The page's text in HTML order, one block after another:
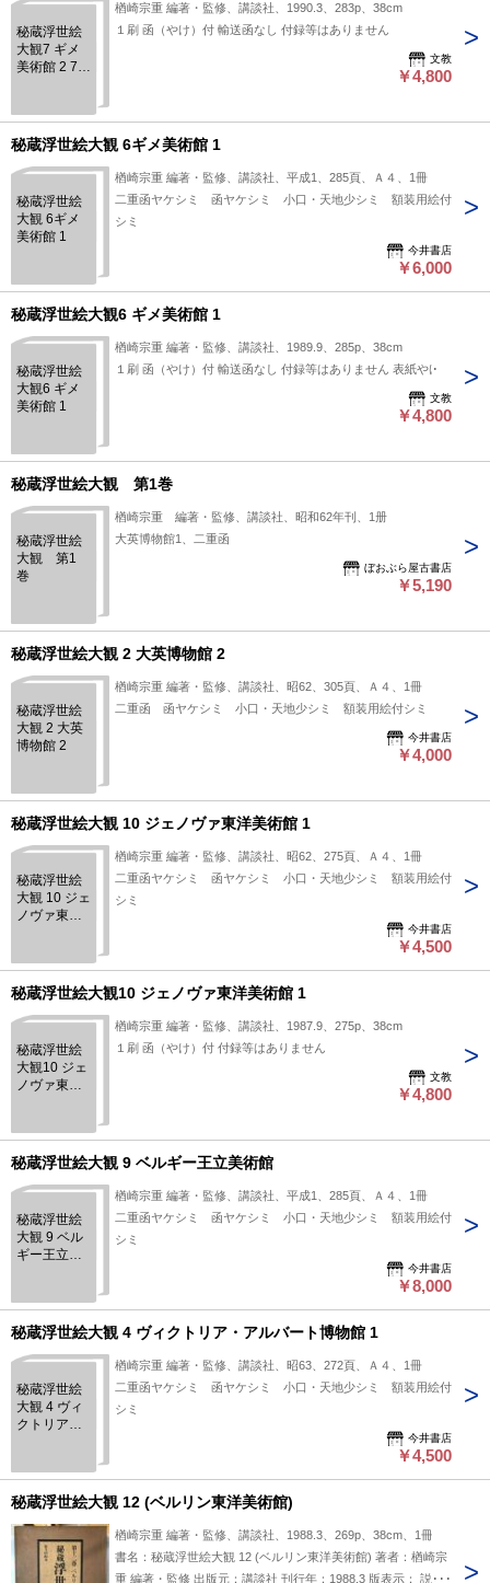
一冊として役立つかもしれません。 状態：函
秘蔵浮世絵
大観7 ギメ
美術館 2 7
楢崎宗重 編著・監修、講談社、1990.3、283p、38cm
１刷 函（やけ）付 輸送函なし 付録等はありません
文教
￥4,800
秘蔵浮世絵大観 6ギメ美術館 1
秘蔵浮世絵
大観 6ギメ
美術館 1
楢崎宗重 編著・監修、講談社、平成1、285頁、Ａ４、1冊
二重函ヤケシミ 函ヤケシミ 小口・天地少シミ 額装用絵付
シミ
今井書店
￥6,000
秘蔵浮世絵大観6 ギメ美術館 1
秘蔵浮世絵
大観6 ギメ
美術館 1
楢崎宗重 編著・監修、講談社、1989.9、285p、38cm
１刷 函（やけ）付 輸送函なし 付録等はありません 表紙やけ
文教
￥4,800
秘蔵浮世絵大観 第1巻
秘蔵浮世絵
大観 第1
巻
楢崎宗重 編著・監修、講談社、昭和62年刊、1册
大英博物館1、二重函
ぼおぶら屋古書店
￥5,190
秘蔵浮世絵大観 2 大英博物館 2
秘蔵浮世絵
大観 2 大英
博物館 2
楢崎宗重 編著・監修、講談社、昭62、305頁、Ａ４、1冊
二重函 函ヤケシミ 小口・天地少シミ 額装用絵付シミ
今井書店
￥4,000
秘蔵浮世絵大観 10 ジェノヴァ東洋美術館 1
秘蔵浮世絵
大観 10 ジェ
ノヴァ東洋
楢崎宗重 編著・監修、講談社、昭62、275頁、Ａ４、1冊
二重函ヤケシミ 函ヤケシミ 小口・天地少シミ 額装用絵付
シミ
今井書店
￥4,500
秘蔵浮世絵大観10 ジェノヴァ東洋美術館 1
秘蔵浮世絵
大観10 ジェ
ノヴァ東洋
楢崎宗重 編著・監修、講談社、1987.9、275p、38cm
１刷 函（やけ）付 付録等はありません
文教
￥4,800
秘蔵浮世絵大観 9 ベルギー王立美術館
秘蔵浮世絵
大観 9 ベル
ギー王立美
楢崎宗重 編著・監修、講談社、平成1、285頁、Ａ４、1冊
二重函ヤケシミ 函ヤケシミ 小口・天地少シミ 額装用絵付
シミ
今井書店
￥8,000
秘蔵浮世絵大観 4 ヴィクトリア・アルバート博物館 1
秘蔵浮世絵
大観 4 ヴィ
クトリア・
楢崎宗重 編著・監修、講談社、昭63、272頁、Ａ４、1冊
二重函ヤケシミ 函ヤケシミ 小口・天地少シミ 額装用絵付
シミ
今井書店
￥4,500
秘蔵浮世絵大観 12 (ベルリン東洋美術館)
楢崎宗重 編著・監修、講談社、1988.3、269p、38cm、1冊
書名：秘蔵浮世絵大観 12 (ベルリン東洋美術館) 著者：楢崎宗
重 編著・監修 出版元：講談社 刊行年：1988.3 版表示： 説